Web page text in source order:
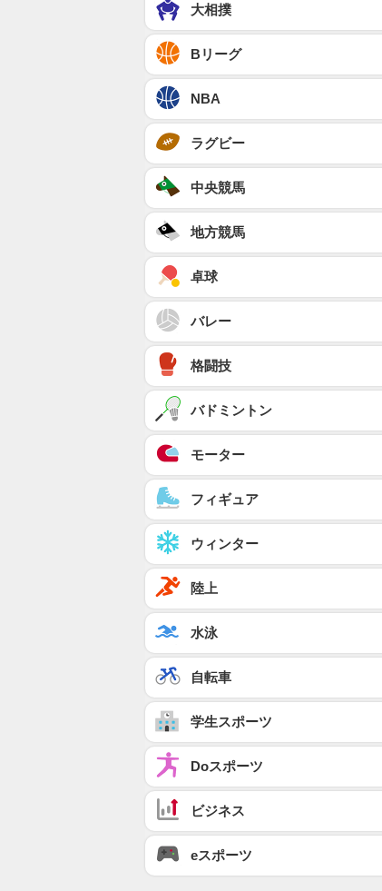
大相撲
Bリーグ
NBA
ラグビー
中央競馬
地方競馬
卓球
バレー
格闘技
バドミントン
モーター
フィギュア
ウィンター
陸上
水泳
自転車
学生スポーツ
Doスポーツ
ビジネス
eスポーツ